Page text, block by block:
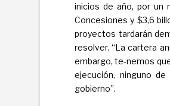
inicios de año, por un
Concesiones y $3,6
proyectos tardarán
resolver. “La cartera
embargo, te-nemos
ejecución, ninguno
gobierno”.